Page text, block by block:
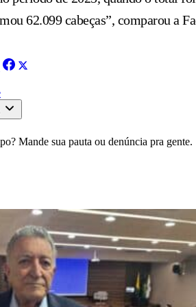
62.099 cabeças”, comparou a
Mande sua pauta ou denúncia pra gente.